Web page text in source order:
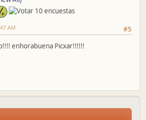
#5
AM
enhorabuena Picxar!!!!!!